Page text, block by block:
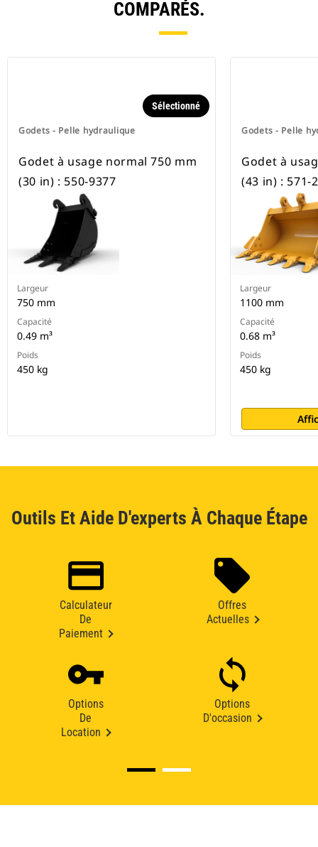
COMPARÉS.
Godets - Pelle hydraulique
Sélectionné
Godet à usage normal 750 mm
(30 in) : 550-9377
Largeur
750 mm
Capacité
0.49 m³
Poids
450 kg
Godets - Pelle
Godet à
(43 in) : 571-
Largeur
1100 mm
Capacité
0.68 m³
Poids
450 kg
Outils Et Aide D'experts À Chaque Étape
Calculateur
De
Paiement
Offres
Actuelles
Options
De
Location
Options
D'occasion